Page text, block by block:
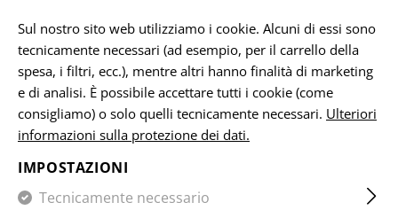
VITALITY PATCHES
ATTREZZATURA
FILTRO
Sul nostro sito web utilizziamo i cookie. Alcuni di essi sono
tecnicamente necessari (ad esempio, per il carrello della
spesa, i filtri, ecc.), mentre altri hanno finalità di marketing
e di analisi. È possibile accettare tutti i cookie (come
consigliamo) o solo quelli tecnicamente necessari. Ulteriori
informazioni sulla protezione dei dati.
IMPOSTAZIONI
Tecnicamente necessario